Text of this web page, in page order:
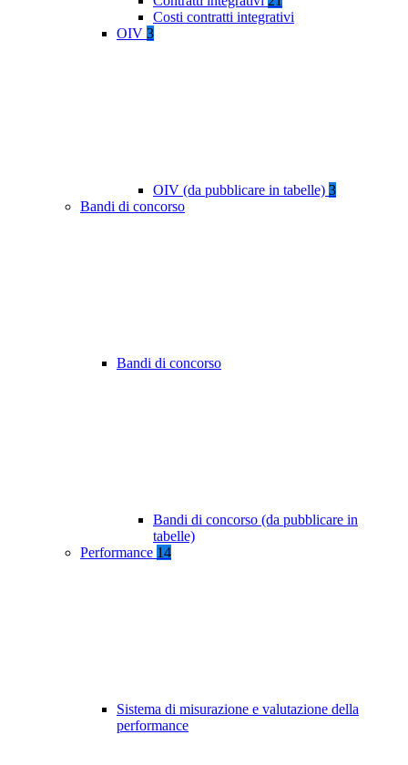
Costi contratti integrativi
OIV 3
OIV (da pubblicare in tabelle) 3
Bandi di concorso
Bandi di concorso
Bandi di concorso (da pubblicare in
tabelle)
Performance 14
Sistema di misurazione e valutazione della
performance